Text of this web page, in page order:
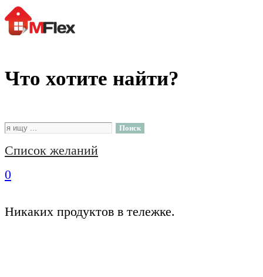
Что хотите найти?
Поиск
Список желаний
0
Никаких продуктов в тележке.